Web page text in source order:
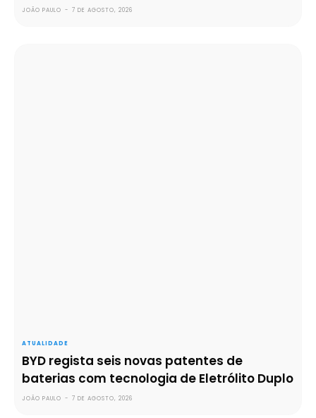
JOÃO PAULO - 7 DE AGOSTO, 2026
ATUALIDADE
BYD regista seis novas patentes de
baterias com tecnologia de Eletrólito Duplo
JOÃO PAULO - 7 DE AGOSTO, 2026